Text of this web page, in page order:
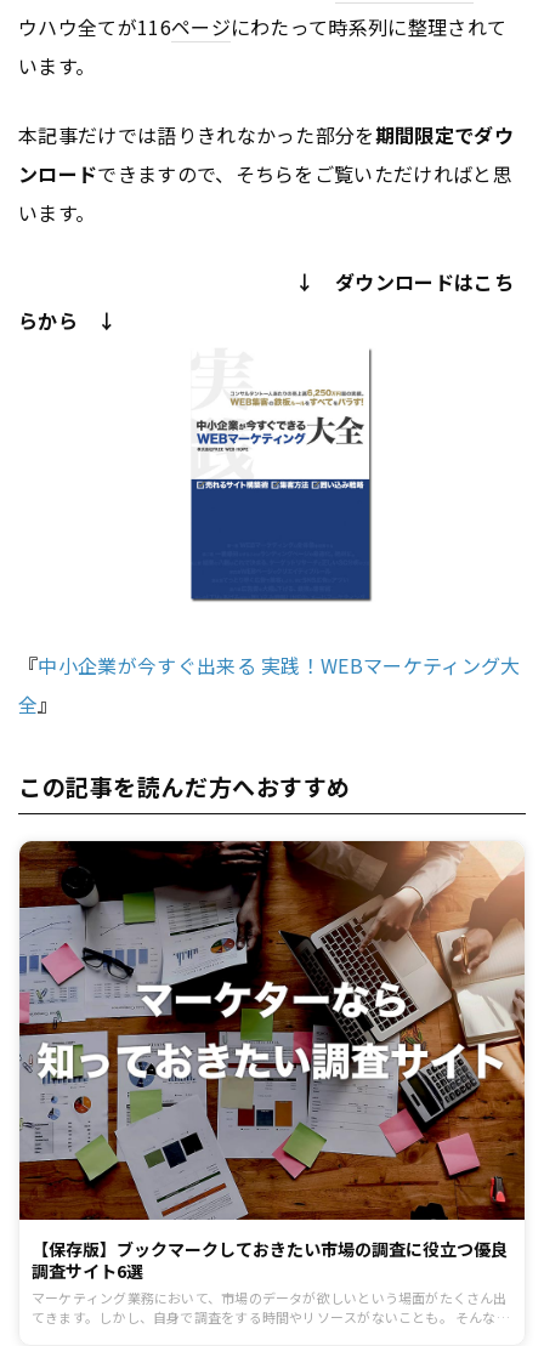
ウハウ全てが116ページにわたって時系列に整理されて
います。
本記事だけでは語りきれなかった部分を期間限定でダウ
ンロードできますので、そちらをご覧いただければと思
います。
↓ ダウンロードはこち
らから ↓
『中小企業が今すぐ出来る 実践！WEBマーケティング大
全』
この記事を読んだ方へおすすめ
【保存版】ブックマークしておきたい市場の調査に役立つ優良
調査サイト6選
マーケティング業務において、市場のデータが欲しいという場面がたくさん出
てきます。しかし、自身で調査をする時間やリソースがないことも。 そんなと